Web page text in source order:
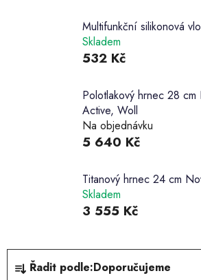
Multifunkční silikonová
Skladem
532 Kč
Polotlakový hrnec 28 cm
Active, Woll
Na objednávku
5 640 Kč
Titanový hrnec 24 cm
Skladem
3 555 Kč
Ř Řadit podle:Doporučujeme